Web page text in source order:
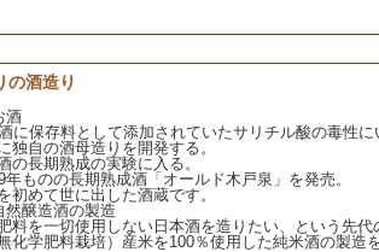
の酒造り
酒
に保存料として添加されていたサリチル酸の毒性
独自の酒母造りを開発する。
長期熟成の実験に入る。
ものの長期熟成酒「オールド木戸泉」を発売。
めて世に出した酒蔵です。
然醸造酒の製造
を一切使用しない日本酒を造りたい、という先代
化学肥料栽培）産米を100％使用した純米酒の製造を